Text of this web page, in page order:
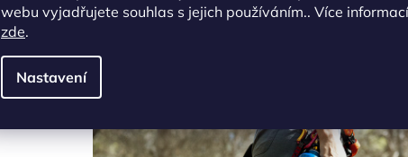
webu vyjadřujete souhlas s jejich používáním.. Více informací
zde.
Nastavení
Španělská značkuLAKEN 1912 vyrábí
zavázal k
bezpečnosti.